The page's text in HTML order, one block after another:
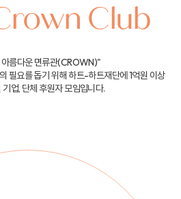
Club
름다운 면류관(CROWN)"
필요를 돕기 위해하트-하트재단에 1억원 이상
기업, 단체 후원자 모임입니다.